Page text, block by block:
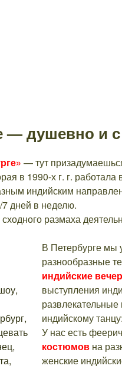
— душевно и
— тут
в 1990-х г. г.
индийским
дней в неделю.
размаха
В Петербурге мы
разнообразные
индийские
выступления
индийскому
У нас есть
костюмов на
женские